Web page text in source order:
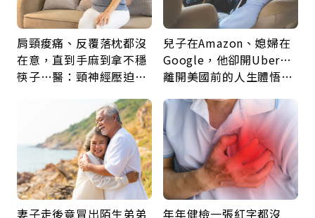
肩頸痠痛、反覆落枕都沒
在意，直到手麻到拿不穩
筷子…醫：頸神經壓迫上
兒子在Amazon、媳婦在
Google，他卻開Uber…
離開美國前的人生體悟：
妻子走後竟冒出陌生弟弟
年年健檢一張紅字都沒